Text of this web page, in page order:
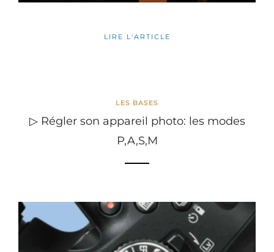
LIRE L'ARTICLE
LES BASES
▷ Régler son appareil photo: les modes
P,A,S,M